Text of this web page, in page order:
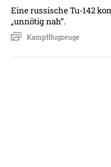
Eine russische Tu-142
„unnötig nah“.
Kampfflugzeuge